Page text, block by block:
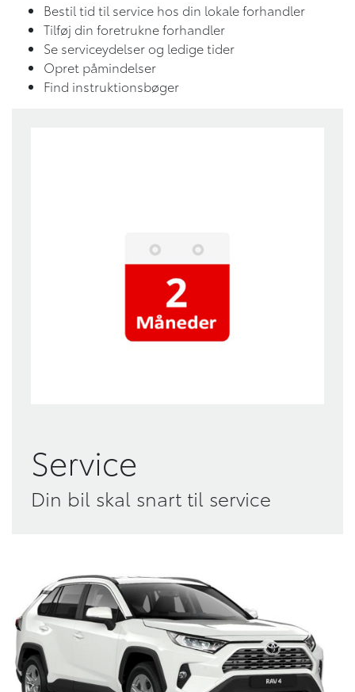
Bestil tid til service hos din lokale forhandler
Tilføj din foretrukne forhandler
Se serviceydelser og ledige tider
Opret påmindelser
Find instruktionsbøger
Service
Din bil skal snart til service